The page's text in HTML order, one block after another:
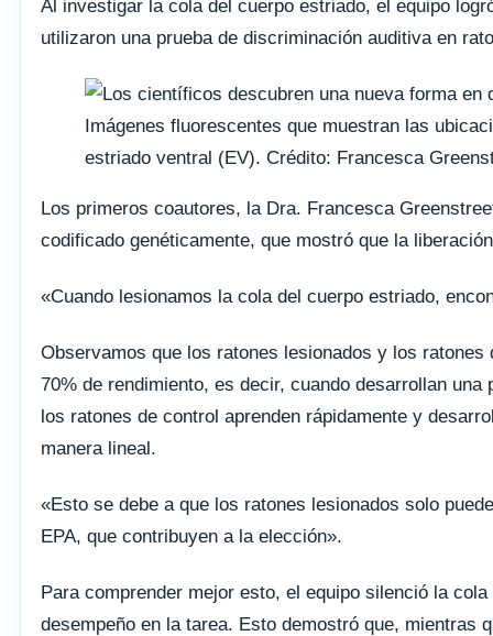
Al investigar la cola del cuerpo estriado, el equipo
utilizaron una prueba de discriminación auditiva en
Imágenes fluorescentes que muestran las
estriado ventral (EV). Crédito: Francesca
Los primeros coautores, la Dra. Francesca
codificado genéticamente, que mostró que la
«Cuando lesionamos la cola del cuerpo estriado,
Observamos que los ratones lesionados y los
70% de rendimiento, es decir, cuando desarrollan
los ratones de control aprenden rápidamente y
manera lineal.
«Esto se debe a que los ratones lesionados solo
EPA, que contribuyen a la elección».
Para comprender mejor esto, el equipo silenció la
desempeño en la tarea. Esto demostró que, mientras